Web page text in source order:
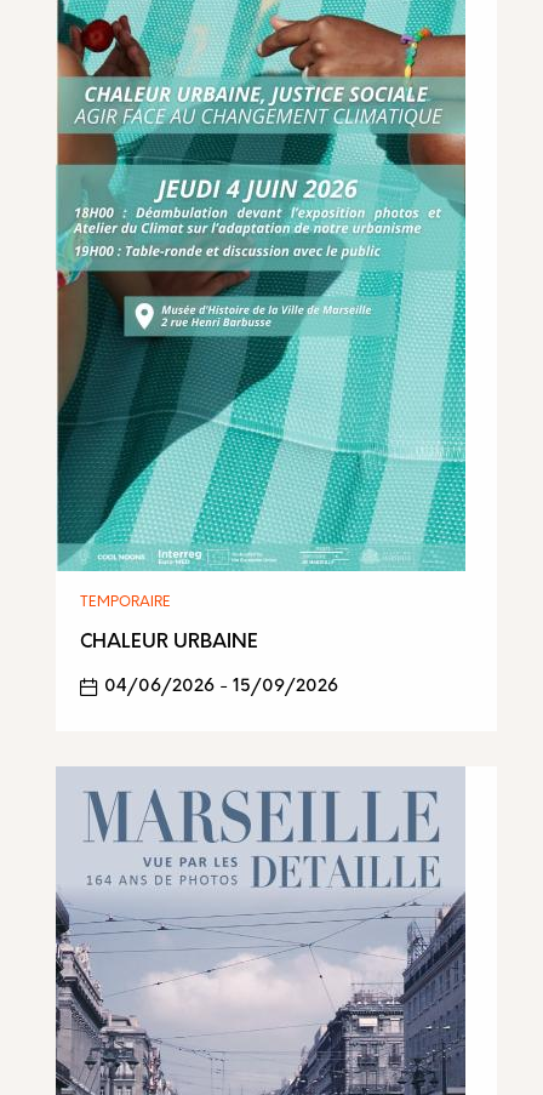
TEMPORAIRE
CHALEUR URBAINE
04/06/2026 - 15/09/2026